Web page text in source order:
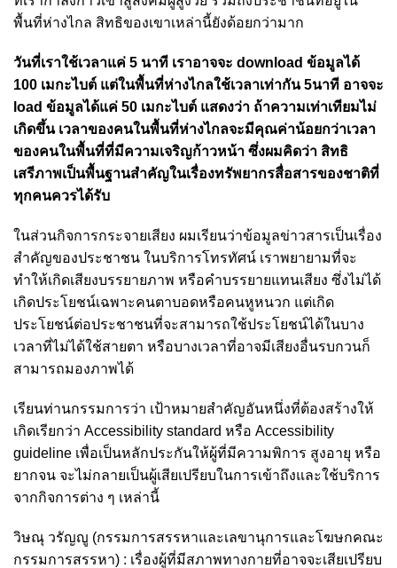
พื้นที่ห่างไกล สิทธิของเขาเหล่านี้ยังด้อยกว่ามาก
วันที่เราใช้เวลาแค่ 5 นาที เราอาจจะ download ข้อมูลได้
100 เมกะไบต์ แต่ในพื้นที่ห่างไกลใช้เวลาเท่ากัน 5นาที อาจจะ
load ข้อมูลได้แค่ 50 เมกะไบต์ แสดงว่า ถ้าความเท่าเทียมไม่
เกิดขึ้น เวลาของคนในพื้นที่ห่างไกลจะมีคุณค่าน้อยกว่าเวลา
ของคนในพื้นที่ที่มีความเจริญก้าวหน้า ซึ่งผมคิดว่า สิทธิ
เสรีภาพเป็นพื้นฐานสำคัญในเรื่องทรัพยากรสื่อสารของชาติที่
ทุกคนควรได้รับ
ในส่วนกิจการกระจายเสียง ผมเรียนว่าข้อมูลข่าวสารเป็นเรื่อง
สำคัญของประชาชน ในบริการโทรทัศน์ เราพยายามที่จะ
ทำให้เกิดเสียงบรรยายภาพ หรือคำบรรยายแทนเสียง ซึ่งไม่ได้
เกิดประโยชน์เฉพาะคนตาบอดหรือคนหูหนวก แต่เกิด
ประโยชน์ต่อประชาชนที่จะสามารถใช้ประโยชน์ได้ในบาง
เวลาที่ไม่ได้ใช้สายตา หรือบางเวลาที่อาจมีเสียงอื่นรบกวนก็
สามารถมองภาพได้
เรียนท่านกรรมการว่า เป้าหมายสำคัญอันหนึ่งที่ต้องสร้างให้
เกิดเรียกว่า Accessibility standard หรือ Accessibility
guideline เพื่อเป็นหลักประกันให้ผู้ที่มีความพิการ สูงอายุ หรือ
ยากจน จะไม่กลายเป็นผู้เสียเปรียบในการเข้าถึงและใช้บริการ
จากกิจการต่าง ๆ เหล่านี้
วิษณุ วรัญญู (กรรมการสรรหาและเลขานุการและโฆษกคณะ
กรรมการสรรหา) : เรื่องผู้ที่มีสภาพทางกายที่อาจจะเสียเปรียบ